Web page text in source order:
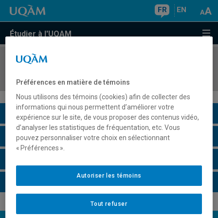
FR EN
Étudier à l'UQAM
COURS//
Description du cours
Horaire - Été 2026
Préférences en matière de témoins
Nous utilisons des témoins (cookies) afin de collecter des
informations qui nous permettent d’améliorer votre
expérience sur le site, de vous proposer des contenus vidéo,
d’analyser les statistiques de fréquentation, etc. Vous
pouvez personnaliser votre choix en sélectionnant
« Préférences ».
Tout refuser
Autoriser les témoins